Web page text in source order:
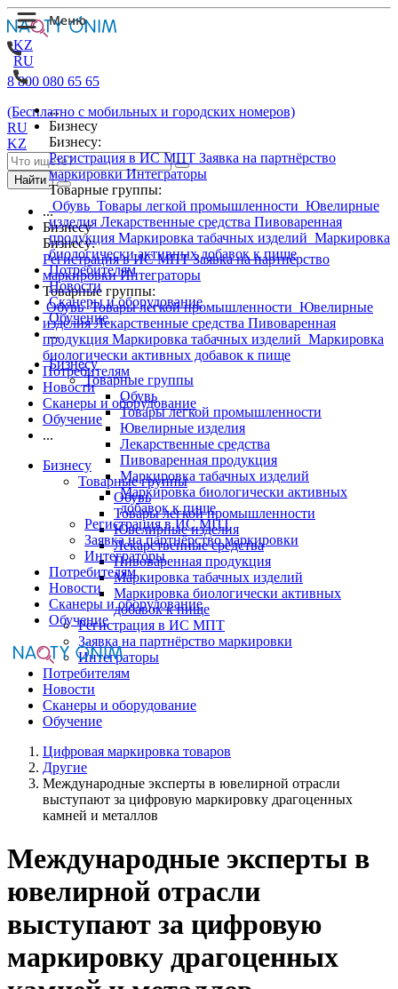
KZ
RU
...
Бизнесу
Бизнесу:
Регистрация в ИС МПТ Заявка на партнёрство
маркировкиИнтеграторы
Товарные группы:
Обувь Товары легкой промышленности Ювелирные
изделия Лекарственные средства Пивоваренная
продукция Маркировка табачных изделий Маркировка
биологически активных добавок к пище
Потребителям
Новости
Сканеры и оборудование
Обучение
...
Бизнесу
Товарные группы
Обувь
Товары легкой промышленности
Ювелирные изделия
Лекарственные средства
Пивоваренная продукция
Маркировка табачных изделий
Маркировка биологически активных
добавок к пище
Регистрация в ИС МПТ
Заявка на партнёрство маркировки
Интеграторы
Потребителям
Новости
Сканеры и оборудование
Обучение
8 800 080 65 65
(Бесплатно с мобильных и городских номеров)
RU
KZ
Найти
...
Бизнесу
Бизнесу:
Регистрация в ИС МПТЗаявка на партнёрство
маркировкиИнтеграторы
Товарные группы:
ОбувьТовары легкой промышленности Ювелирные
изделияЛекарственные средства Пивоваренная
продукция Маркировка табачных изделий Маркировка
биологически активных добавок к пище
Потребителям
Новости
Сканеры и оборудование
Обучение
...
Бизнесу
Товарные группы
Обувь
Товары легкой промышленности
Ювелирные изделия
Лекарственные средства
Пивоваренная продукция
Маркировка табачных изделий
Маркировка биологически активных
добавок к пище
Регистрация в ИС МПТ
Заявка на партнёрство маркировки
Интеграторы
Потребителям
Новости
Сканеры и оборудование
Обучение
Цифровая маркировка товаров
Другие
Международные эксперты в ювелирной отрасли
выступают за цифровую маркировку драгоценных
камней и металлов
Международные эксперты в
ювелирной отрасли
выступают за цифровую
маркировку драгоценных